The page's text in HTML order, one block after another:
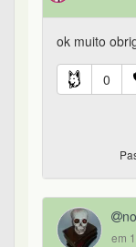
ok muito
0
em